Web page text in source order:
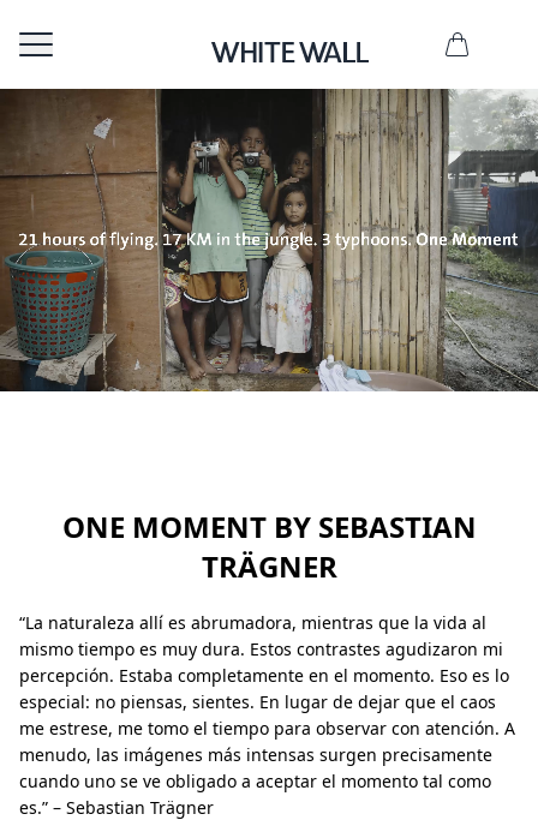
ONE MOMENT BY SEBASTIAN
TRÄGNER
“La naturaleza allí es abrumadora, mientras que la vida al
mismo tiempo es muy dura. Estos contrastes agudizaron mi
percepción. Estaba completamente en el momento. Eso es lo
especial: no piensas, sientes. En lugar de dejar que el caos
me estrese, me tomo el tiempo para observar con atención. A
menudo, las imágenes más intensas surgen precisamente
cuando uno se ve obligado a aceptar el momento tal como
es.” – Sebastian Trägner